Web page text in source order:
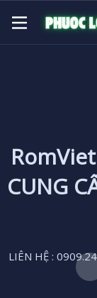
CUNG
LIÊN HỆ :